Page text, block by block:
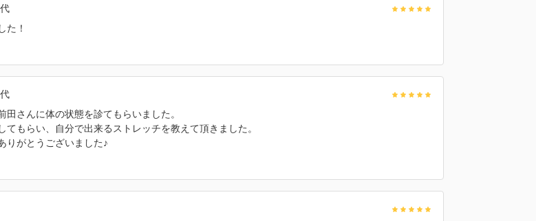
た！
田さんに体の状態を診てもらいました。
てもらい、自分で出来るストレッチを教えて頂きました。
りがとうございました♪